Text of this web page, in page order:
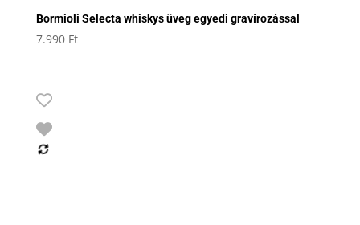
Bormioli Selecta whiskys üveg egyedi gravírozással
7.990 Ft